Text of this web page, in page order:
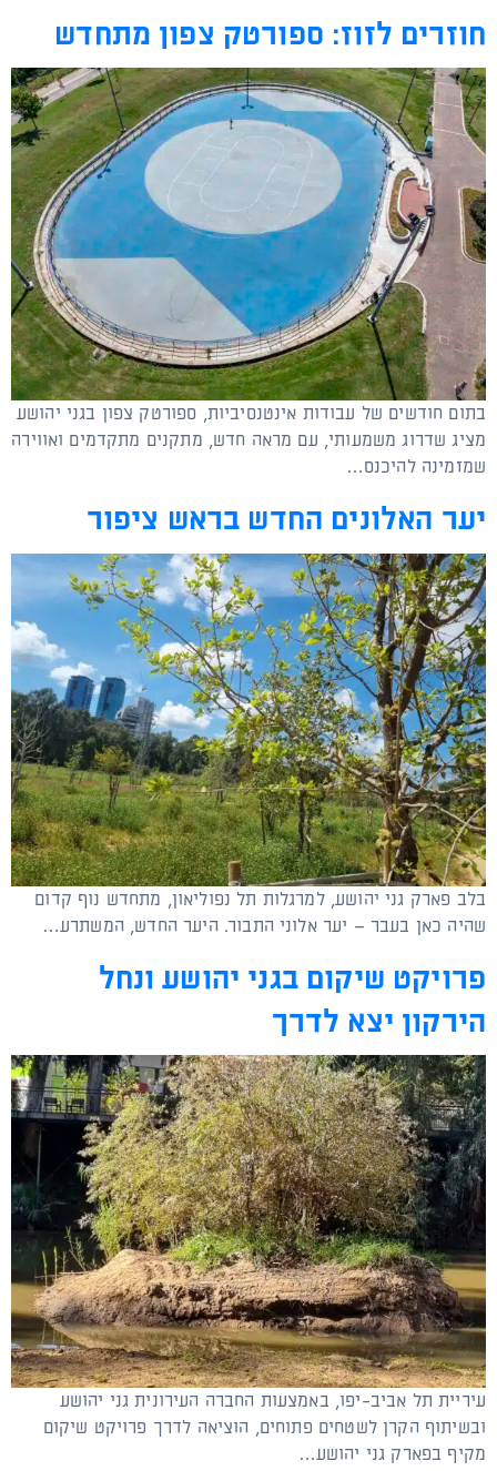
חוזרים לזוז: ספורטק צפון מתחדש
בתום חודשים של עבודות אינטנסיביות, ספורטק צפון בגני יהושע
מציג שדרוג משמעותי, עם מראה חדש, מתקנים מתקדמים ואווירה
שמזמינה להיכנס…
יער האלונים החדש בראש ציפור
בלב פארק גני יהושע, למרגלות תל נפוליאון, מתחדש נוף קדום
שהיה כאן בעבר – יער אלוני התבור. היער החדש, המשתרע…
פרויקט שיקום בגני יהושע ונחל
הירקון יצא לדרך
עיריית תל אביב-יפו, באמצעות החברה העירונית גני יהושע
ובשיתוף הקרן לשטחים פתוחים, הוציאה לדרך פרויקט שיקום
מקיף בפארק גני יהושע…